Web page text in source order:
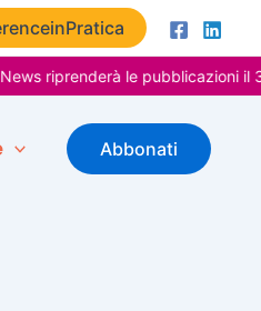
riprenderà le pubblicazioni il
Abbonati